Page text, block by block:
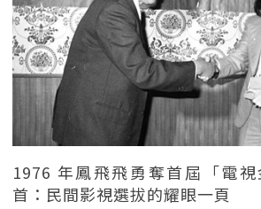
1976 年鳳飛飛勇奪首屆「電
首：民間影視選拔的耀眼一頁